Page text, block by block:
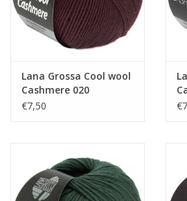
Lana Grossa Cool wool
Cashmere 020
€7,50